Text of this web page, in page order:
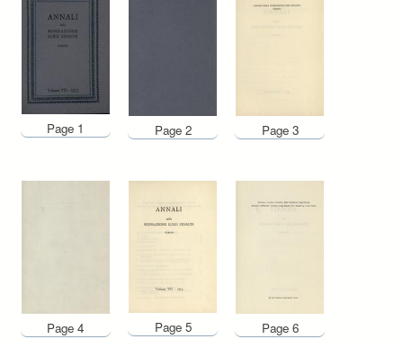
Page 1 Page 2 Page 3
Page 4 Page 5 Page 6